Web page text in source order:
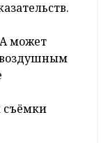
может
воздушным
съёмки